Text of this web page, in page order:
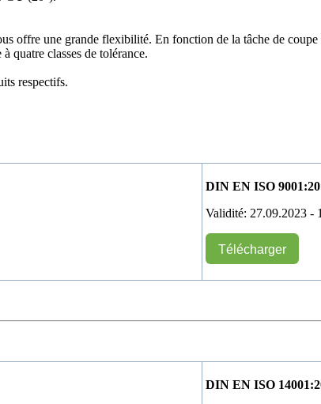
offre une grande flexibilité. En fonction de la tâche de
quatre classes de tolérance.
respectifs.
DIN EN ISO
Validité: 27.09.2023 -
Télécharger
DIN EN ISO